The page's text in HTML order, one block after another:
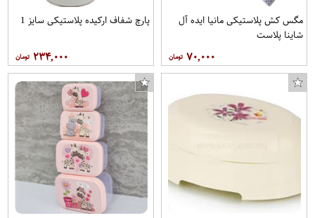
مگس کش پلاستیکی مانیا ایده آل
شاینا پلاست
۷۰,۰۰۰
پارچ شفاف ارکیده پلاستیکی سایز 1
۲۳۴,۰۰۰